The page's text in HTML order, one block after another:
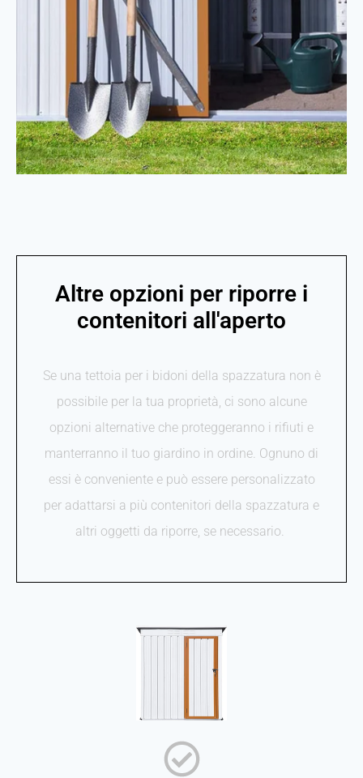
Altre opzioni per riporre i
contenitori all'aperto
Se una tettoia per i bidoni della spazzatura non è
possibile per la tua proprietà, ci sono alcune
opzioni alternative che proteggeranno i rifiuti e
manterranno il tuo giardino in ordine. Ognuno di
essi è conveniente e può essere personalizzato
per adattarsi a più contenitori della spazzatura e
altri oggetti da riporre, se necessario.